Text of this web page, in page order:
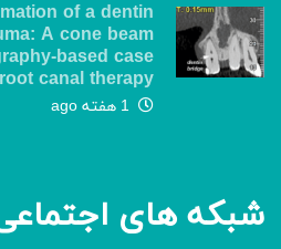
of a dentin
A cone beam
based case
canal therapy
1 هفته ago
شبکه های